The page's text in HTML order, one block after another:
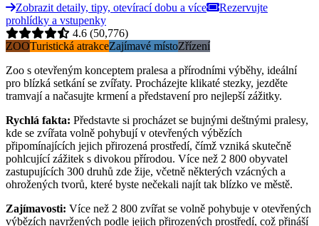
Zobrazit detaily, tipy, otevírací dobu a více
Rezervujte
prohlídky a vstupenky
4.6 (50,776)
ZOOTuristická atrakceZajímavé místoZřízení
Zoo s otevřeným konceptem pralesa a přírodními výběhy, ideální
pro blízká setkání se zvířaty. Procházejte klikaté stezky, jezděte
tramvají a načasujte krmení a představení pro nejlepší zážitky.
Rychlá fakta: Představte si procházet se bujnými deštnými pralesy,
kde se zvířata volně pohybují v otevřených výbězích
připomínajících jejich přirozená prostředí, čímž vzniká skutečně
pohlcující zážitek s divokou přírodou. Více než 2 800 obyvatel
zastupujících 300 druhů zde žije, včetně některých vzácných a
ohrožených tvorů, které byste nečekali najít tak blízko ve městě.
Zajímavosti: Více než 2 800 zvířat se volně pohybuje v otevřených
výbězích navržených podle jejich přirozených prostředí, což přináší